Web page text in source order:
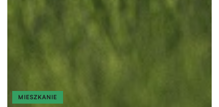
MIESZKANIE